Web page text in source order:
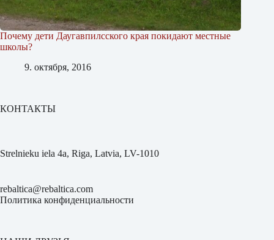
Почему дети Даугавпилсского края покидают местные
школы?
9. октября, 2016
КОНТАКТЫ
Strelnieku iela 4a, Riga, Latvia, LV-1010
rebaltica@rebaltica.com
Политика конфиденциальности